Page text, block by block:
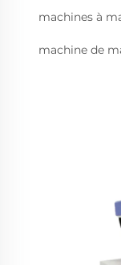
machines à
machine de